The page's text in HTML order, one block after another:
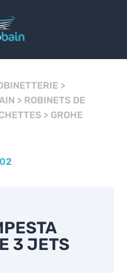
>
> ROBINETS DE
> GROHE
3 JETS